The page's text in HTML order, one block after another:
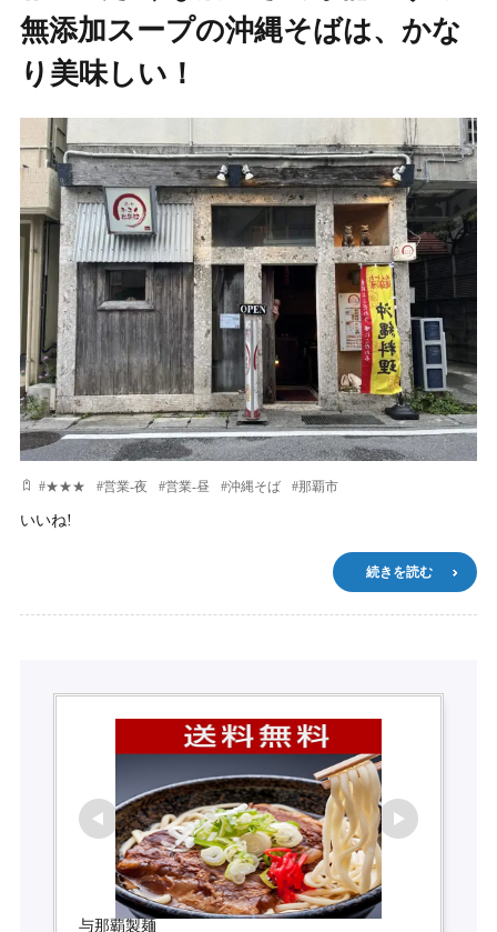
無添加スープの沖縄そばは、かな
り美味しい！
#★★★ #営業-夜 #営業-昼 #沖縄そば #那覇市
いいね!
続きを読む
与那覇製麺